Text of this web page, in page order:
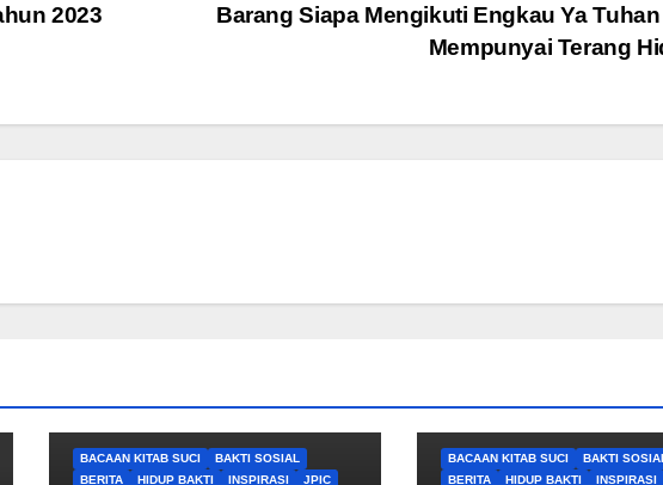
Barang Siapa Mengikuti Engkau Ya
Mempunyai Terang
2023
BACAAN KITAB SUCI
BAKTI SOSIAL
BERITA
HIDUP BAKTI INSPIRASI
JPIC
BACAAN KITAB SUCI
BAKTI
BERITA
HIDUP BAKTI INSPIRASI